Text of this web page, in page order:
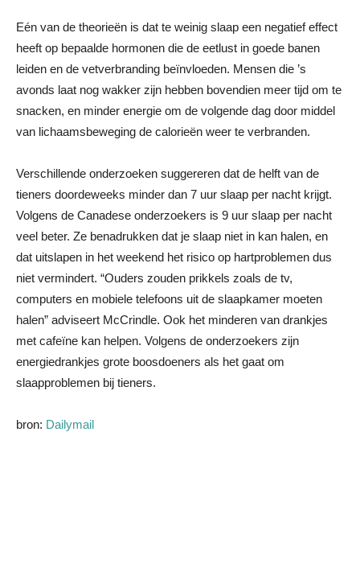
Eén van de theorieën is dat te weinig slaap een negatief effect
heeft op bepaalde hormonen die de eetlust in goede banen
leiden en de vetverbranding beïnvloeden. Mensen die ’s
avonds laat nog wakker zijn hebben bovendien meer tijd om te
snacken, en minder energie om de volgende dag door middel
van lichaamsbeweging de calorieën weer te verbranden.
Verschillende onderzoeken suggereren dat de helft van de
tieners doordeweeks minder dan 7 uur slaap per nacht krijgt.
Volgens de Canadese onderzoekers is 9 uur slaap per nacht
veel beter. Ze benadrukken dat je slaap niet in kan halen, en
dat uitslapen in het weekend het risico op hartproblemen dus
niet vermindert. “Ouders zouden prikkels zoals de tv,
computers en mobiele telefoons uit de slaapkamer moeten
halen” adviseert McCrindle. Ook het minderen van drankjes
met cafeïne kan helpen. Volgens de onderzoekers zijn
energiedrankjes grote boosdoeners als het gaat om
slaapproblemen bij tieners.
bron: Dailymail